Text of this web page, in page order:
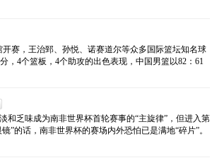
赛，王治郅、孙悦、诺赛道尔等众多国际篮坛知名球
，4个篮板，4个助攻的出色表现，中国男篮以82：61
和乏味成为南非世界杯首轮赛事的“主旋律”，但进入第
的话，南非世界杯的赛场内外恐怕已是满地“碎片”。